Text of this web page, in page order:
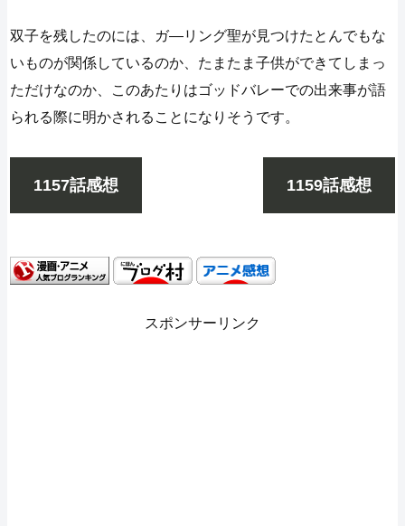
双子を残したのには、ガ―リング聖が見つけたとんでもな
いものが関係しているのか、たまたま子供ができてしまっ
ただけなのか、このあたりはゴッドバレーでの出来事が語
られる際に明かされることになりそうです。
1157話感想 1159話感想
スポンサーリンク